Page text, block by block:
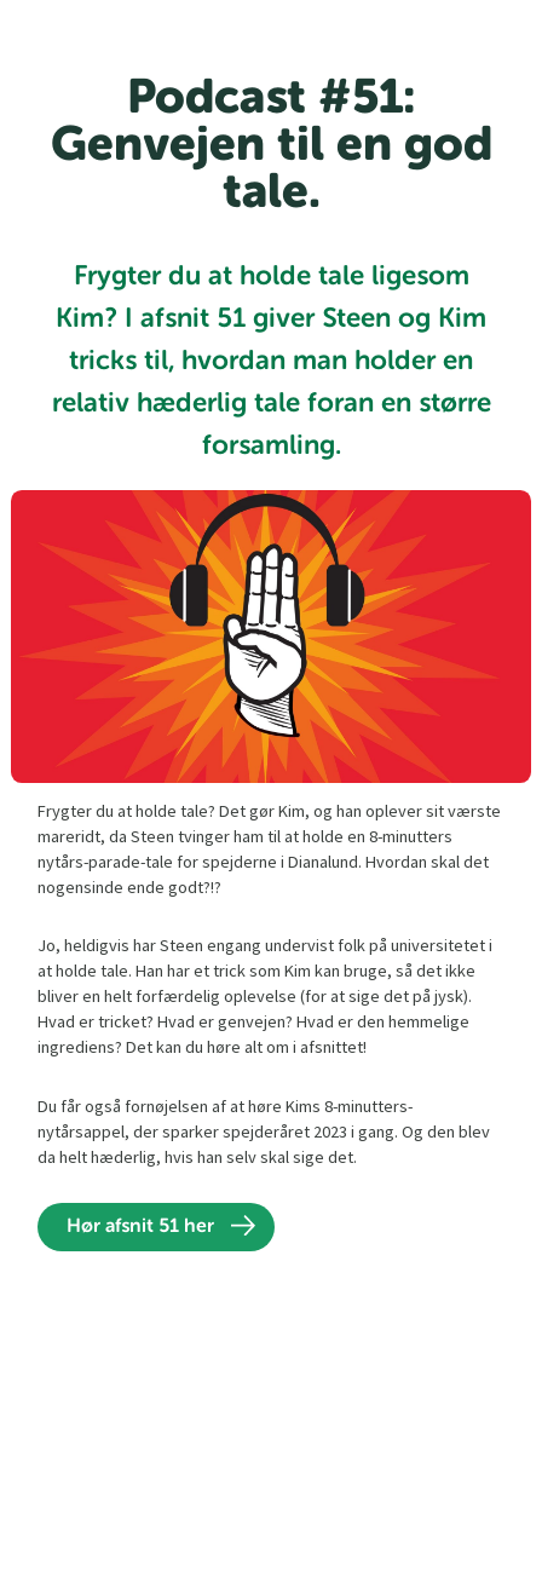
Podcast #51:
Genvejen til en god
tale.
Frygter du at holde tale ligesom
Kim? I afsnit 51 giver Steen og Kim
tricks til, hvordan man holder en
relativ hæderlig tale foran en større
forsamling.
Frygter du at holde tale? Det gør Kim, og han oplever sit værste
mareridt, da Steen tvinger ham til at holde en 8-minutters
nytårs-parade-tale for spejderne i Dianalund. Hvordan skal det
nogensinde ende godt?!?
Jo, heldigvis har Steen engang undervist folk på universitetet i
at holde tale. Han har et trick som Kim kan bruge, så det ikke
bliver en helt forfærdelig oplevelse (for at sige det på jysk).
Hvad er tricket? Hvad er genvejen? Hvad er den hemmelige
ingrediens? Det kan du høre alt om i afsnittet!
Du får også fornøjelsen af at høre Kims 8-minutters-
nytårsappel, der sparker spejderåret 2023 i gang. Og den blev
da helt hæderlig, hvis han selv skal sige det.
Hør afsnit 51 her